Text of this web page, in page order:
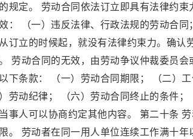
规定。 劳动合同依法订立即具有法律约
： （一）违反法律、行政法规的劳动合
订立的时候起，就没有法律约束力。确
劳动合同的无效，由劳动争议仲裁委员
下条款： （一）劳动合同期限； （二）
）劳动纪律； （六）劳动合同终止的条件
事人可以协商约定其他内容。 第二十条
。 劳动者在同一用人单位连续工作满十